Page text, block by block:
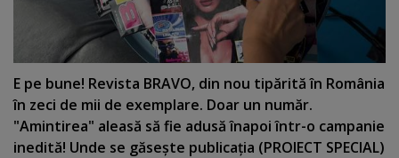
E pe bune! Revista BRAVO, din nou tipărită în România
în zeci de mii de exemplare. Doar un număr.
"Amintirea" aleasă să fie adusă înapoi într-o campanie
inedită! Unde se găseşte publicaţia (PROIECT SPECIAL)